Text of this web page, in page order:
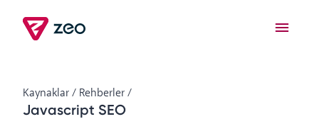
Kaynaklar/ Rehberler/
Javascript SEO